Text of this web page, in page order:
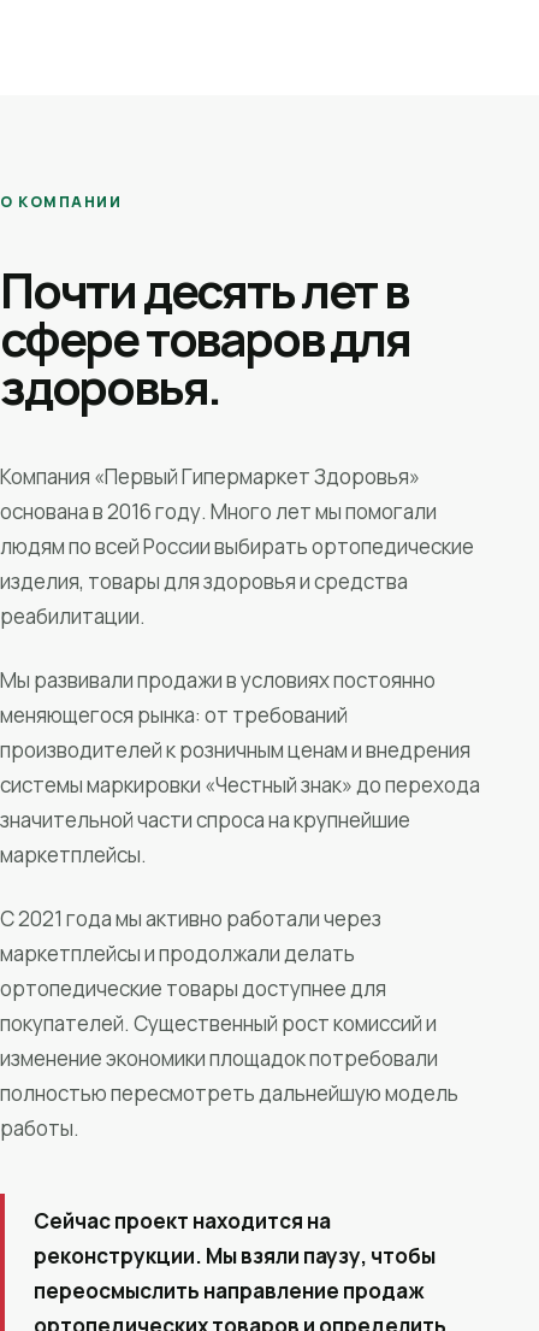
О КОМПАНИИ
Почти десять лет в
сфере товаров для
здоровья.
Компания «Первый Гипермаркет Здоровья»
основана в 2016 году. Много лет мы помогали
людям по всей России выбирать ортопедические
изделия, товары для здоровья и средства
реабилитации.
Мы развивали продажи в условиях постоянно
меняющегося рынка: от требований
производителей к розничным ценам и внедрения
системы маркировки «Честный знак» до перехода
значительной части спроса на крупнейшие
маркетплейсы.
С 2021 года мы активно работали через
маркетплейсы и продолжали делать
ортопедические товары доступнее для
покупателей. Существенный рост комиссий и
изменение экономики площадок потребовали
полностью пересмотреть дальнейшую модель
работы.
Сейчас проект находится на
реконструкции. Мы взяли паузу, чтобы
переосмыслить направление продаж